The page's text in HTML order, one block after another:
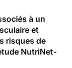
à un
et
risques de
NutriNet-